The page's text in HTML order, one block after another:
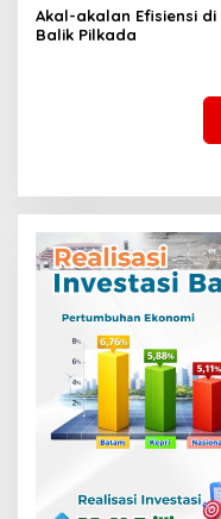
Akal-akalan Efisiensi di
Balik Pilkada